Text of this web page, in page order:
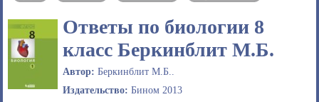
Ответы по биологии 8
класс Беркинблит М.Б.
Автор: Беркинблит М.Б..
Издательство: Бином 2013